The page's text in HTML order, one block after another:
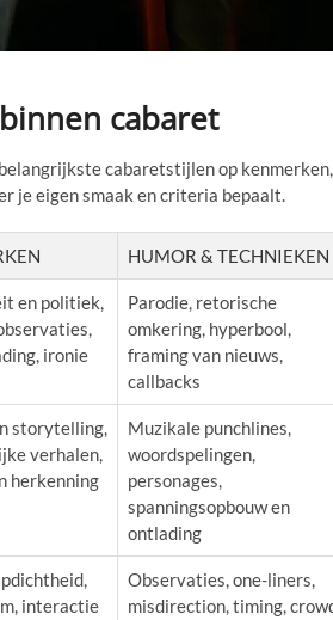
cabaret
cabaretstijlen op
je eigen smaak en criteria bepaalt.
HUMOR & TECHNIEKEN
en politiek,
ironie
Parodie, retorische
omkering, hyperbool,
framing van nieuws,
callbacks
storytelling,
verhalen,
herkenning
Muzikale punchlines,
woordspelingen,
personages,
spanningsopbouw en
ontlading
interactie
Observaties, one-liners,
misdirection, timing,